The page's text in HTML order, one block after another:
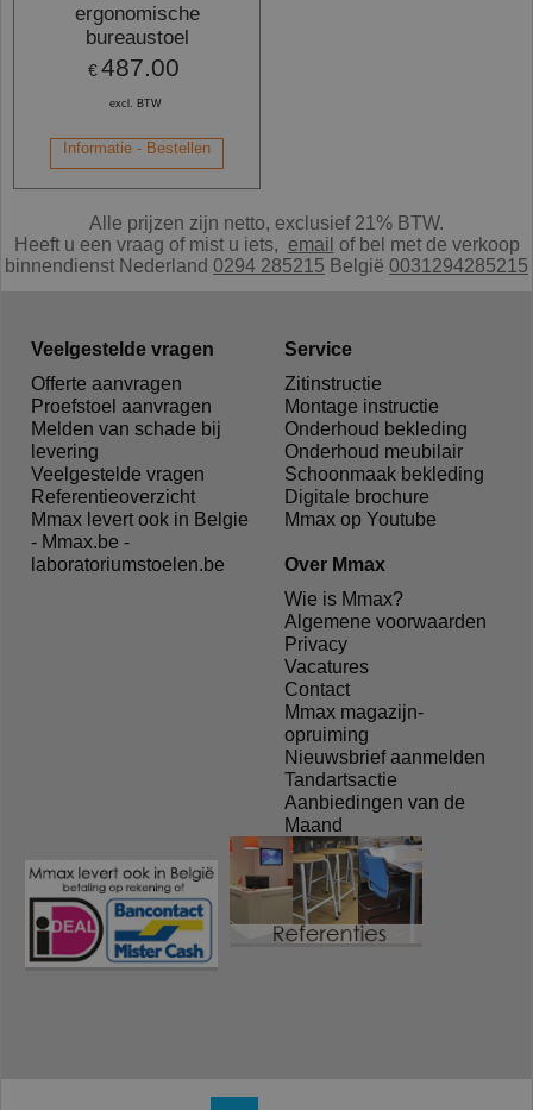
ergonomische
bureaustoel
€487.00
excl. BTW
Informatie - Bestellen
Alle prijzen zijn netto, exclusief 21% BTW.
Heeft u een vraag of mist u iets, email of bel met de verkoop
binnendienst Nederland 0294 285215 België 0031294285215
Veelgestelde vragen
Offerte aanvragen
Proefstoel aanvragen
Melden van schade bij
levering
Veelgestelde vragen
Referentieoverzicht
Mmax levert ook in Belgie
- Mmax.be -
laboratoriumstoelen.be
Service
Zitinstructie
Montage instructie
Onderhoud bekleding
Onderhoud meubilair
Schoonmaak bekleding
Digitale brochure
Mmax op Youtube
Over Mmax
Wie is Mmax?
Algemene voorwaarden
Privacy
Vacatures
Contact
Mmax magazijn-
opruiming
Nieuwsbrief aanmelden
Tandartsactie
Aanbiedingen van de
Maand